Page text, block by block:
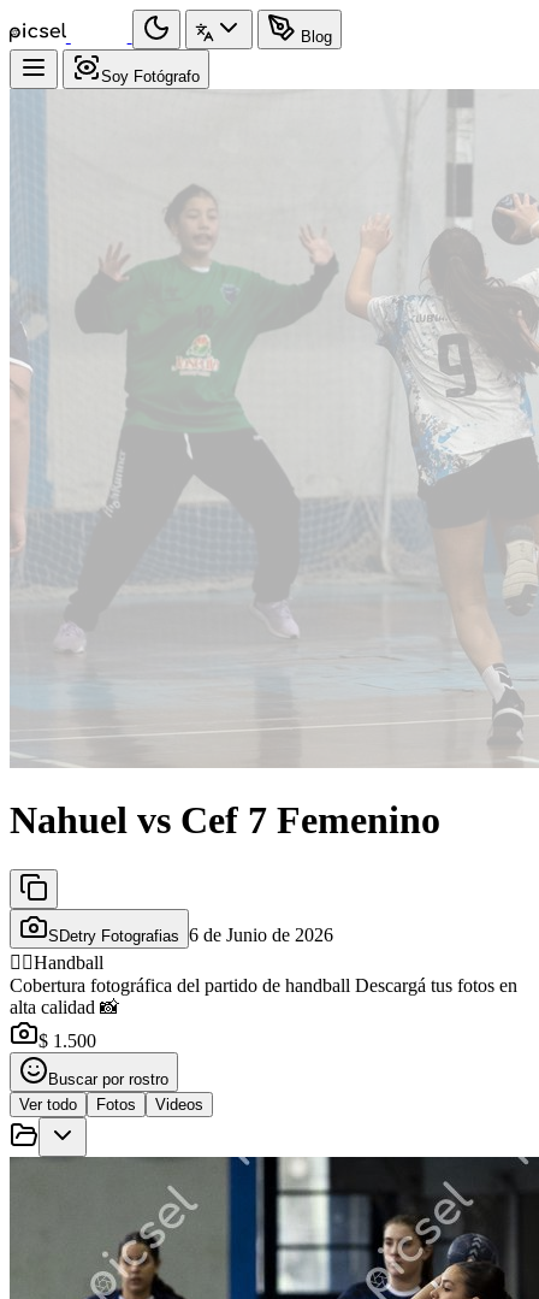
Blog
Soy Fotógrafo
Nahuel vs Cef 7 Femenino
SDetry Fotografias 6 de Junio de 2026
🤾‍♂️Handball
Cobertura fotográfica del partido de handball Descargá tus fotos en
alta calidad 📸
$ 1.500
Buscar por rostro
Ver todo
Fotos Videos